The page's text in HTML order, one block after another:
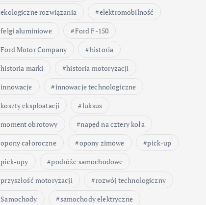
ekologiczne rozwiązania
elektromobilność
felgi aluminiowe
Ford F-150
Ford Motor Company
historia
historia marki
historia motoryzacji
innowacje
innowacje technologiczne
koszty eksploatacji
luksus
moment obrotowy
napęd na cztery koła
opony całoroczne
opony zimowe
pick-up
pick-upy
podróże samochodowe
przyszłość motoryzacji
rozwój technologiczny
Samochody
samochody elektryczne